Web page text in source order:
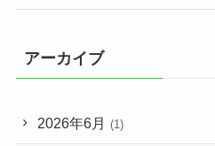
アーカイブ
2026年6月 (1)